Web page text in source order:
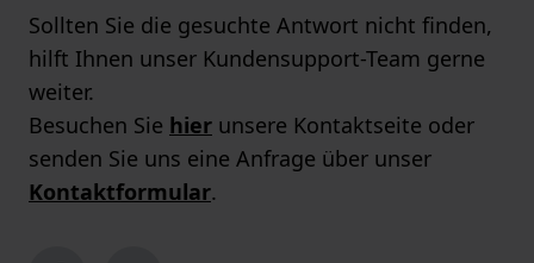
Sollten Sie die gesuchte Antwort nicht finden,
hilft Ihnen unser Kundensupport-Team gerne
weiter.
Besuchen Sie hier unsere Kontaktseite oder
senden Sie uns eine Anfrage über unser
Kontaktformular.